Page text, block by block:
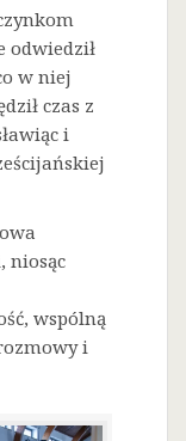
odwiedził
w niej
czas z
i
niosąc
wspólną
i